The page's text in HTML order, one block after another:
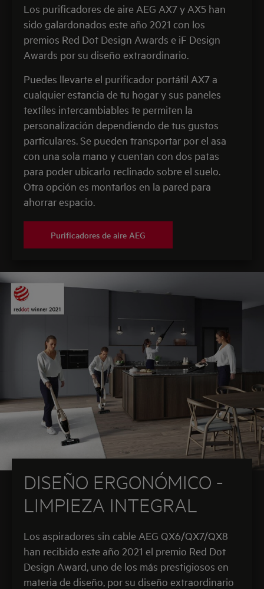
Los purificadores de aire AEG AX7 y AX5 han
sido galardonados este año 2021 con los
premios Red Dot Design Awards e iF Design
Awards por su diseño extraordinario.
Puedes llevarte el purificador portátil AX7 a
cualquier estancia de tu hogar y sus paneles
textiles intercambiables te permiten la
personalización dependiendo de tus gustos
particulares. Se pueden transportar por el asa
con una sola mano y cuentan con dos patas
para poder ubicarlo reclinado sobre el suelo.
Otra opción es montarlos en la pared para
ahorrar espacio.
Purificadores de aire AEG
DISEÑO ERGONÓMICO -
LIMPIEZA INTEGRAL
Los aspiradores sin cable AEG QX6/QX7/QX8
han recibido este año 2021 el premio Red Dot
Design Award, uno de los más prestigiosos en
materia de diseño, por su diseño extraordinario